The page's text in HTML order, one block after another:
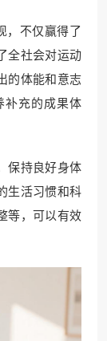
，不仅赢得了
全社会对运动
的体能和意志
补充的成果体
保持良好身体
生活习惯和科
等，可以有效